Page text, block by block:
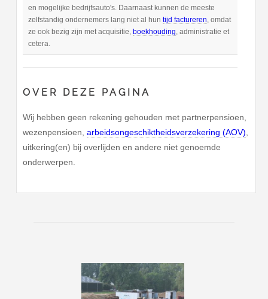
en mogelijke bedrijfsauto's. Daarnaast kunnen de meeste
zelfstandig ondernemers lang niet al hun tijd factureren , omdat
ze ook bezig zijn met acquisitie, boekhouding , administratie et
cetera.
OVER DEZE PAGINA
Wij hebben geen rekening gehouden met partnerpensioen,
wezenpensioen,arbeidsongeschiktheidsverzekering (AOV)
uitkering(en) bij overlijden en andere niet genoemde
onderwerpen.